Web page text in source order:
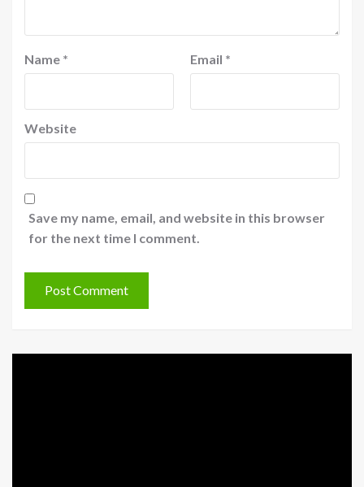
Name * Email *
Website
Save my name, email, and website in this browser
for the next time I comment.